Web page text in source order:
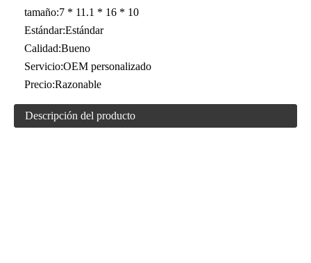
tamaño:7 * 11.1 * 16 * 10
Estándar:Estándar
Calidad:Bueno
Servicio:OEM personalizado
Precio:Razonable
Descripción del producto